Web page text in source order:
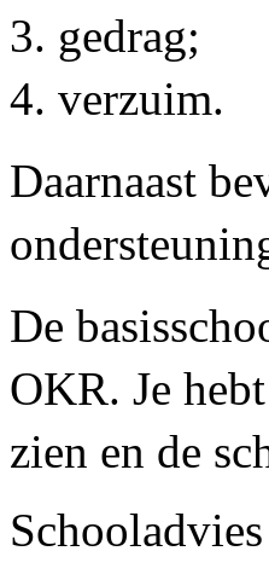
gedrag;
verzuim.
Daarnaast
De
OKR. Je
zien en de